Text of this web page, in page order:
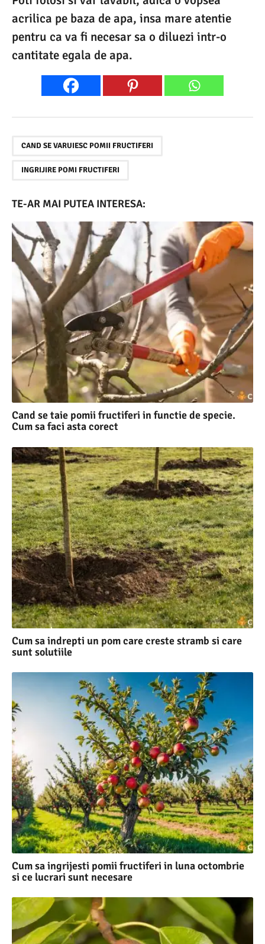
acrilica pe baza de apa, insa mare atentie
pentru ca va fi necesar sa o diluezi intr-o
cantitate egala de apa.
CAND SE VARUIESC POMII FRUCTIFERI
INGRIJIRE POMI FRUCTIFERI
TE-AR MAI PUTEA INTERESA:
Cand se taie pomii fructiferi in functie de specie.
Cum sa faci asta corect
Cum sa indrepti un pom care creste stramb si care
sunt solutiile
Cum sa ingrijesti pomii fructiferi in luna octombrie
si ce lucrari sunt necesare